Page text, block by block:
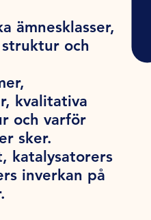
ämnesklasser,
och
kvalitativa
och varför
sker.
katalysatorers
inverkan på